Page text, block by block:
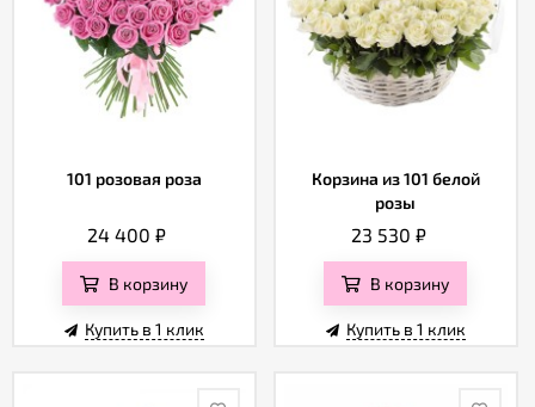
101 розовая роза
24 400₽
В корзину
Купить в 1 клик
Корзина из 101 белой
розы
23 530 ₽
В корзину
Купить в 1 клик